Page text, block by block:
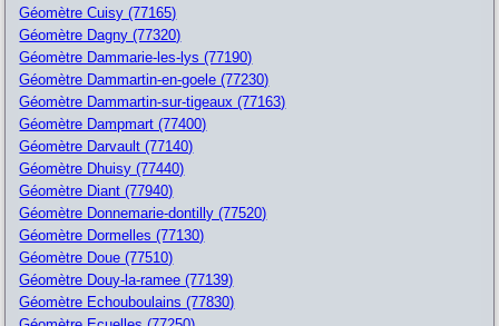
Géomètre Cuisy (77165)
Géomètre Dagny (77320)
Géomètre Dammarie-les-lys (77190)
Géomètre Dammartin-en-goele (77230)
Géomètre Dammartin-sur-tigeaux (77163)
Géomètre Dampmart (77400)
Géomètre Darvault (77140)
Géomètre Dhuisy (77440)
Géomètre Diant (77940)
Géomètre Donnemarie-dontilly (77520)
Géomètre Dormelles (77130)
Géomètre Doue (77510)
Géomètre Douy-la-ramee (77139)
Géomètre Echouboulains (77830)